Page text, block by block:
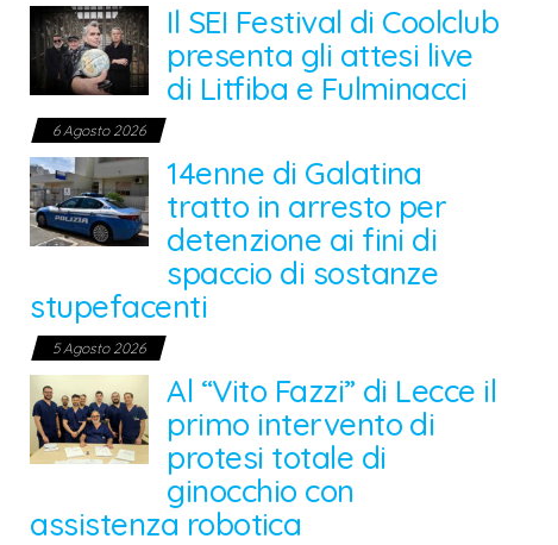
Il SEI Festival di Coolclub
presenta gli attesi live
di Litfiba e Fulminacci
6 Agosto 2026
14enne di Galatina
tratto in arresto per
detenzione ai fini di
spaccio di sostanze
stupefacenti
5 Agosto 2026
Al “Vito Fazzi” di Lecce il
primo intervento di
protesi totale di
ginocchio con
assistenza robotica